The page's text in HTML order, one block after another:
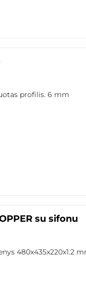
profilis. 6 mm
su sifonu
480x435x220x1.2